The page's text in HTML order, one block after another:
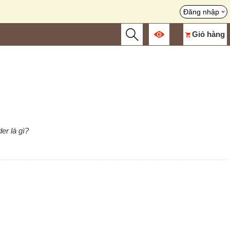
Đăng nhập
Giỏ hàng
là gì?